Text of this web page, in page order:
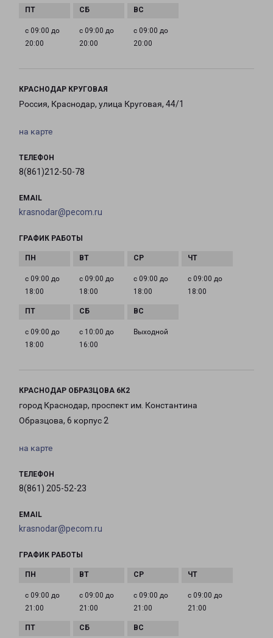
с 09:00 до
20:00
с 09:00 до
20:00
с 09:00 до
20:00
КРАСНОДАР КРУГОВАЯ
Россия, Краснодар, улица Круговая, 44/1
на карте
ТЕЛЕФОН
8(861)212-50-78
EMAIL
krasnodar@pecom.ru
ГРАФИК РАБОТЫ
с 09:00 до
18:00
с 09:00 до
18:00
с 09:00 до
18:00
с 09:00 до
18:00
с 09:00 до
18:00
с 10:00 до
16:00
Выходной
КРАСНОДАР ОБРАЗЦОВА 6К2
город Краснодар, проспект им. Константина
Образцова, 6 корпус 2
на карте
ТЕЛЕФОН
8(861) 205-52-23
EMAIL
krasnodar@pecom.ru
ГРАФИК РАБОТЫ
с 09:00 до
21:00
с 09:00 до
21:00
с 09:00 до
21:00
с 09:00 до
21:00